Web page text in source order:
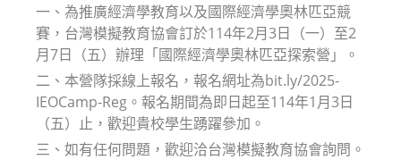
一、為推廣經濟學教育以及國際經濟學奧林匹亞競
賽，台灣模擬教育協會訂於114年2月3日（一）至2
月7日（五）辦理「國際經濟學奧林匹亞探索營」。
二、本營隊採線上報名，報名網址為bit.ly/2025-
IEOCamp-Reg。報名期間為即日起至114年1月3日
（五）止，歡迎貴校學生踴躍參加。
三、如有任何問題，歡迎洽台灣模擬教育協會詢問。